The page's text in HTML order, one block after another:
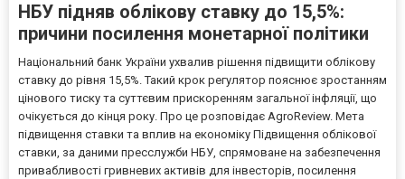
НБУ підняв облікову ставку до 15,5%:
причини посилення монетарної політики
Національний банк України ухвалив рішення підвищити облікову
ставку до рівня 15,5%. Такий крок регулятор пояснює зростанням
цінового тиску та суттєвим прискоренням загальної інфляції, що
очікується до кінця року. Про це розповідає AgroReview. Мета
підвищення ставки та вплив на економіку Підвищення облікової
ставки, за даними пресслужби НБУ, спрямоване на забезпечення
привабливості гривневих активів для інвесторів, посилення